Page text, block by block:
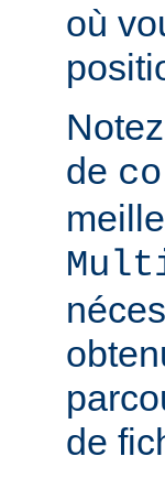
où
de
de